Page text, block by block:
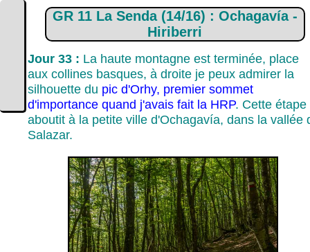
GR 11 La Senda (14/16) : Ochagavía -
Hiriberri
Jour 33 : La haute montagne est terminée, place
aux collines basques, à droite je peux admirer la
silhouette du pic d'Orhy, premier sommet
d'importance quand j'avais fait la HRP. Cette étape
aboutit à la petite ville d'Ochagavía, dans la vallée
Salazar.